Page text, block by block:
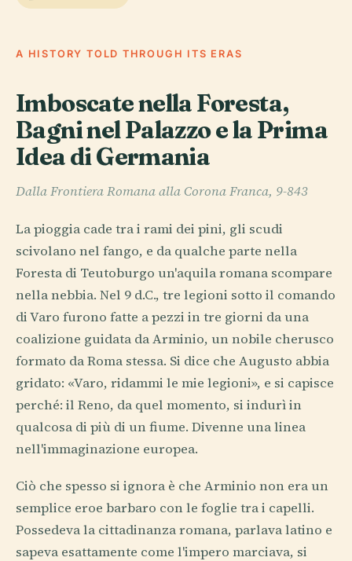
A HISTORY TOLD THROUGH ITS ERAS
Imboscate nella Foresta,
Bagni nel Palazzo e la Prima
Idea di Germania
Dalla Frontiera Romana alla Corona Franca, 9-843
La pioggia cade tra i rami dei pini, gli scudi
scivolano nel fango, e da qualche parte nella
Foresta di Teutoburgo un'aquila romana scompare
nella nebbia. Nel 9 d.C., tre legioni sotto il comando
di Varo furono fatte a pezzi in tre giorni da una
coalizione guidata da Arminio, un nobile cherusco
formato da Roma stessa. Si dice che Augusto abbia
gridato: «Varo, ridammi le mie legioni», e si capisce
perché: il Reno, da quel momento, si indurì in
qualcosa di più di un fiume. Divenne una linea
nell'immaginazione europea.
Ciò che spesso si ignora è che Arminio non era un
semplice eroe barbaro con le foglie tra i capelli.
Possedeva la cittadinanza romana, parlava latino e
sapeva esattamente come l'impero marciava, si